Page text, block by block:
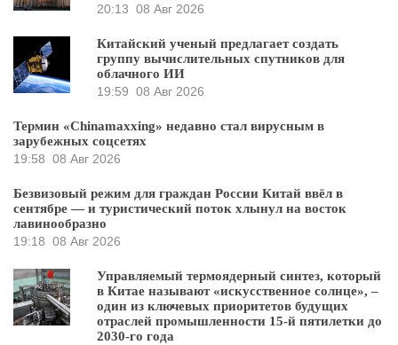
20:13 08 Авг 2026
Китайский ученый предлагает создать
группу вычислительных спутников для
облачного ИИ
19:59 08 Авг 2026
Термин «Chinamaxxing» недавно стал вирусным в
зарубежных соцсетях
19:58 08 Авг 2026
Безвизовый режим для граждан России Китай ввёл в
сентябре — и туристический поток хлынул на восток
лавинообразно
19:18 08 Авг 2026
Управляемый термоядерный синтез, который
в Китае называют «искусственное солнце», –
один из ключевых приоритетов будущих
отраслей промышленности 15-й пятилетки до
2030-го года